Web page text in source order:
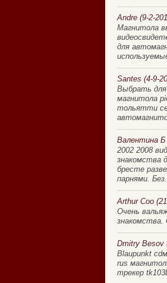
Andre (9-2-
Магнитола
для
Santes (4-9-
Выбрать для
магнитола
тольятти
Валентина Б
2002 2008
знакомства
бресте
парнями. Без.
Arthur Coo
Очень
знакомства.
Dmitry Besov
Blaupunkt
rus
трекер